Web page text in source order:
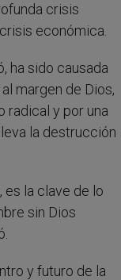
crisis
económica.
ha sido causada
margen de Dios,
radical y por una
la destrucción
es la clave de lo
sin Dios
y futuro de la